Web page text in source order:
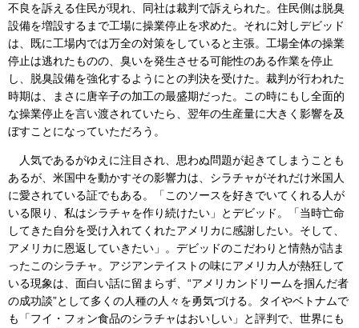
不良を訴える住民が現れ、同社は裁判で訴えられた。住民側は脱臭
設備を増設するまで工場に操業停止を求めた。それに対しデビッド
は、既に工場内では万全の対策をしていると主張。工場全体の操業
停止は逃れたものの、臭いを発生させる可能性のある作業を停止
し、脱臭設備を強化するようにとの判決を受けた。裁判が行われた
時期は、まさに唐辛子の加工の最盛期だった。この時にもし全面的
な操業停止を言い渡されていたら、翌年の生産量に大きく影響を及
ぼすことになっていただろう。
人気であるがゆえに注目され、思わぬ問題が起きてしまうことも
あるが、米国中を動かすその影響力は、シラチャがそれだけ米国人
に愛されている証でもある。「このソースを好きでいてくれる人が
いる限り、私はシラチャを作り続けたい」とデビッド。「当時亡命
してきた自分を受け入れてくれたアメリカに感謝したい。そして、
アメリカに恩返していきたい」。デビッドのこだわりと情熱が詰ま
ったこのシラチャ。アジアンテイストの味にアメリカ人が熱狂して
いる現象は、面白い話に留まらず、“アメリカンドリームを掴んだ者
の成功談”として多くの人種の人々を勇気づける。タイやベトナムで
も「フイ・フォン食品のシラチャはおいしい」と評判で、世界にも